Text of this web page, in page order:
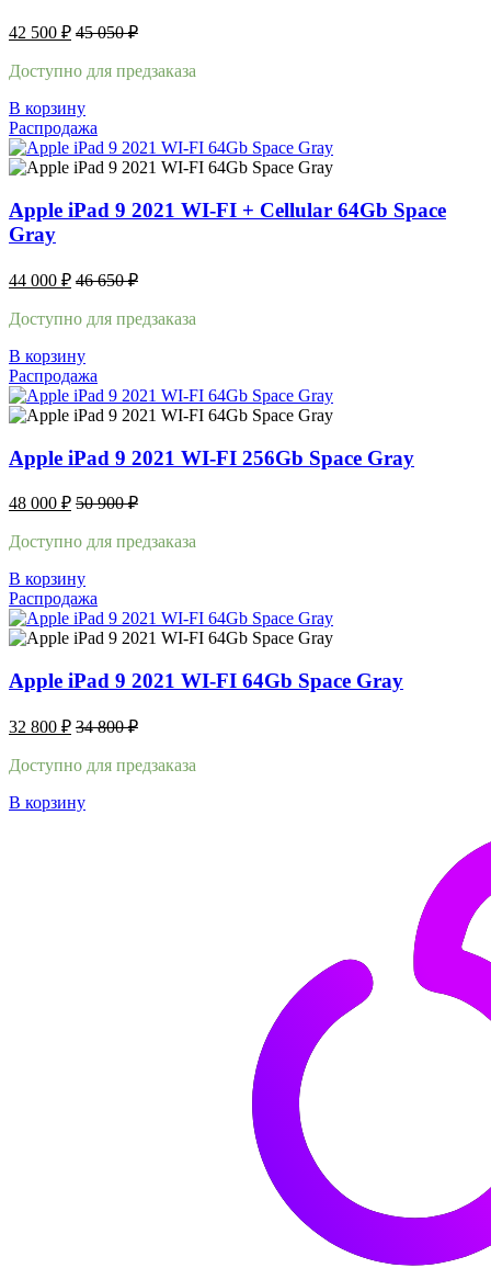
42 500 ₽ 45 050₽
Доступно для предзаказа
В корзину
Распродажа
Apple iPad 9 2021 WI-FI + Cellular 64Gb Space
Gray
44 000 ₽ 46 650₽
Доступно для предзаказа
В корзину
Распродажа
Apple iPad 9 2021 WI-FI 256Gb Space Gray
48 000 ₽ 50 900₽
Доступно для предзаказа
В корзину
Распродажа
Apple iPad 9 2021 WI-FI 64Gb Space Gray
32 800 ₽ 34 800₽
Доступно для предзаказа
В корзину